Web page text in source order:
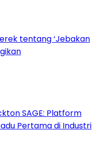
tentang ‘Jebakan
SAGE: Platform
Pertama di Industri